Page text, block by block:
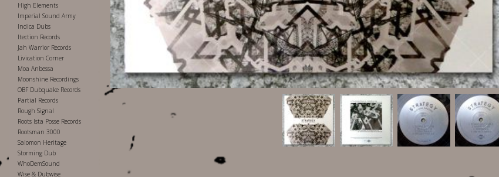
High Elements
Imperial Sound Army
Indica Dubs
Itection Records
Jah Warrior Records
Livication Corner
Moa Anbessa
Moonshine Recordings
OBF Dubquake Records
Partial Records
Rough Signal
Roots Ista Posse Records
Rootsman 3000
Salomon Heritage
Storming Dub
WhoDemSound
Wise & Dubwise